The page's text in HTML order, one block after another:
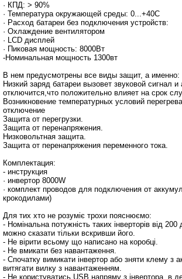
· КПД: > 90%
· Температура окружающей среды: 0...+40С
· Расход батареи без подключения устройств:
· Охлаждение вентилятором
· LCD дисплей
· Пиковая мощность: 8000Вт
-Номинальная мощность 1300вт
В нем предусмотрены все виды защит, а именно:
Низкий заряд батареи вызовет звуковой сигнал и
отключится,что положительно влияет на срок
Возникновение температурных условий
отключение
Защита от перегрузки.
Защита от перенапряжения.
Низковольтная защита.
Защита от перенапряжения переменного тока.
Комплектация:
- инструкция
· инвертор 8000W
· комплект проводов для подключения от
крокодилами)
Для тих хто не розуміє трохи пояснюємо:
- Номінальна потужність таких інверторів від
можно сказати тільки вскривши його.
- Не вірити всьому що написано на коробці.
- Не вмикати без навантаження.
- Спочатку вимикати інвертор або зняти клему з
витягати вилку з навантаженням.
- Не користуватись USB напряму з інвертора, в